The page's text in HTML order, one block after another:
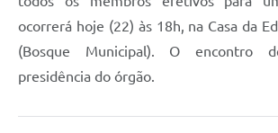
ocorrerá hoje (22) às 18h, na Casa da
(Bosque Municipal). O encontro
presidência do órgão.